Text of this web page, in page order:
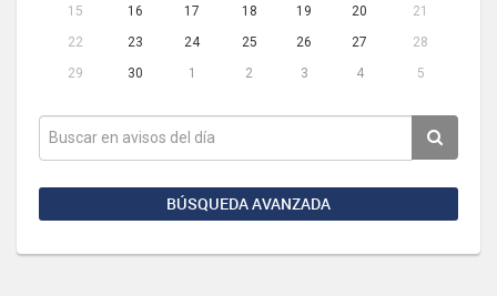
15
16 17 18 19 20
21
22
23 24 25 26 27
28
29
30 1 2 3 4 5
BÚSQUEDA AVANZADA